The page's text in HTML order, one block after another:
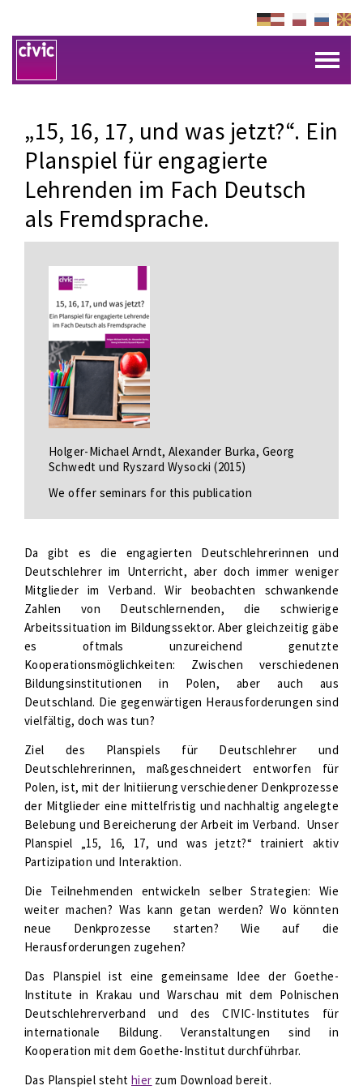
„15, 16, 17, und was jetzt?“. Ein
Planspiel für engagierte
Lehrenden im Fach Deutsch
als Fremdsprache.
Holger-Michael Arndt, Alexander Burka, Georg
Schwedt und Ryszard Wysocki (2015)
We offer seminars for this publication
Da gibt es die engagierten Deutschlehrerinnen und
Deutschlehrer im Unterricht, aber doch immer weniger
Mitglieder im Verband. Wir beobachten schwankende
Zahlen von Deutschlernenden, die schwierige
Arbeitssituation im Bildungssektor. Aber gleichzeitig gäbe
es oftmals unzureichend genutzte
Kooperationsmöglichkeiten: Zwischen verschiedenen
Bildungsinstitutionen in Polen, aber auch aus
Deutschland. Die gegenwärtigen Herausforderungen sind
vielfältig, doch was tun?
Ziel des Planspiels für Deutschlehrer und
Deutschlehrerinnen, maßgeschneidert entworfen für
Polen, ist, mit der Initiierung verschiedener Denkprozesse
der Mitglieder eine mittelfristig und nachhaltig angelegte
Belebung und Bereicherung der Arbeit im Verband. Unser
Planspiel „15, 16, 17, und was jetzt?“ trainiert aktiv
Partizipation und Interaktion.
Die Teilnehmenden entwickeln selber Strategien: Wie
weiter machen? Was kann getan werden? Wo könnten
neue Denkprozesse starten? Wie auf die
Herausforderungen zugehen?
Das Planspiel ist eine gemeinsame Idee der Goethe-
Institute in Krakau und Warschau mit dem Polnischen
Deutschlehrerverband und des CIVIC-Institutes für
internationale Bildung. Veranstaltungen sind in
Kooperation mit dem Goethe-Institut durchführbar.
Das Planspiel stehthier zum Download bereit.